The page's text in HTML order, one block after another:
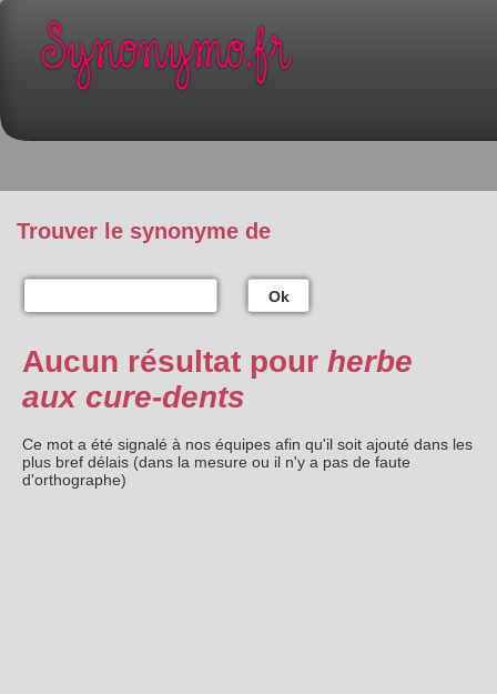
Trouver le synonyme de
Ok
Aucun résultat pour herbe
aux cure-dents
Ce mot a été signalé à nos équipes afin qu'il soit ajouté dans les
plus bref délais (dans la mesure ou il n'y a pas de faute
d'orthographe)